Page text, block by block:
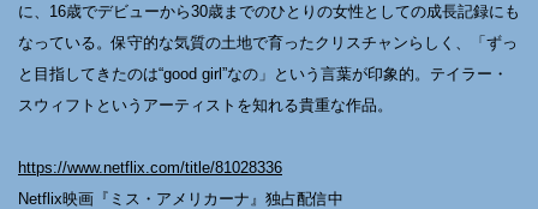
に、16歳でデビューから30歳までのひとりの女性としての成長記録にも
なっている。保守的な気質の土地で育ったクリスチャンらしく、「ずっ
と目指してきたのは“good girl”なの」という言葉が印象的。テイラー・
スウィフトというアーティストを知れる貴重な作品。
https://www.netflix.com/title/81028336
Netflix映画『ミス・アメリカーナ』独占配信中